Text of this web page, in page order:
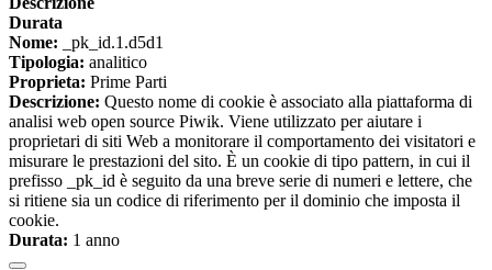
Durata
Nome: _pk_id.1.d5d1
Tipologia: analitico
Proprieta: Prime Parti
Descrizione: Questo nome di cookie è associato alla piattaforma di
analisi web open source Piwik. Viene utilizzato per aiutare i
proprietari di siti Web a monitorare il comportamento dei visitatori e
misurare le prestazioni del sito. È un cookie di tipo pattern, in cui il
prefisso _pk_id è seguito da una breve serie di numeri e lettere, che
si ritiene sia un codice di riferimento per il dominio che imposta il
cookie.
Durata: 1 anno